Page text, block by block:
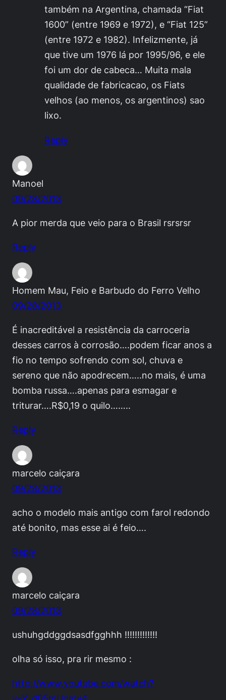
também na Argentina, chamada “Fiat
1600” (entre 1969 e 1972), e “Fiat 125”
(entre 1972 e 1982). Infelizmente, já
que tive um 1976 lá por 1995/96, e ele
foi um dor de cabeca… Muita mala
qualidade de fabricacao, os Fiats
velhos (ao menos, os argentinos) sao
lixo.
Reply
Manoel
09/28/2013
A pior merda que veio para o Brasil rsrsrsr
Reply
Homem Mau, Feio e Barbudo do Ferro Velho
09/28/2013
É inacreditável a resistência da carroceria
desses carros à corrosão….podem ficar anos a
fio no tempo sofrendo com sol, chuva e
sereno que não apodrecem…..no mais, é uma
bomba russa….apenas para esmagar e
triturar….R$0,19 o quilo……..
Reply
marcelo caiçara
09/28/2013
acho o modelo mais antigo com farol redondo
até bonito, mas esse ai é feio….
Reply
marcelo caiçara
09/28/2013
ushuhgddggdsasdfgghhh !!!!!!!!!!!!!
olha só isso, pra rir mesmo :
http://www.youtube.com/watch?